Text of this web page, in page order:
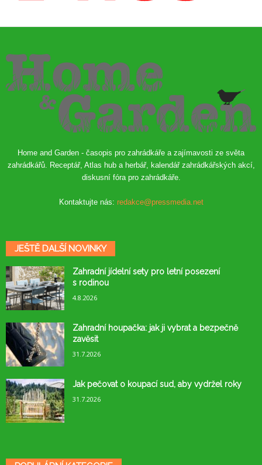
Home and Garden - časopis pro zahrádkáře a zajímavosti ze světa
zahrádkářů. Receptář, Atlas hub a herbář, kalendář zahrádkářských akcí,
diskusní fóra pro zahrádkáře.
Kontaktujte nás: redakce@pressmedia.net
JEŠTĚ DALŠÍ NOVINKY
Zahradní jídelní sety pro letní posezení
s rodinou
4.8.2026
Zahradní houpačka: jak ji vybrat a bezpečně
zavěsit
31.7.2026
Jak pečovat o koupací sud, aby vydržel roky
31.7.2026